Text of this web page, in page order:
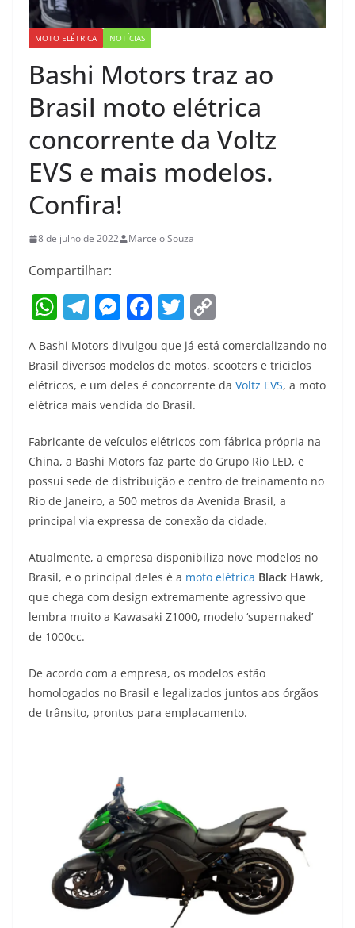
MOTO ELÉTRICA NOTÍCIAS
Bashi Motors traz ao
Brasil moto elétrica
concorrente da Voltz
EVS e mais modelos.
Confira!
8 de julho de 2022 Marcelo Souza
Compartilhar:
W
h
at
s
A
p
p
T
e
gr
a
m
M
ss
e
n
g
er
F
c
e
b
o
o
k
T
w
itt
er
o
p
y
n
k
A Bashi Motors divulgou que já está comercializando no
Brasil diversos modelos de motos, scooters e triciclos
elétricos, e um deles é concorrente da Voltz EVS, a moto
elétrica mais vendida do Brasil.
Fabricante de veículos elétricos com fábrica própria na
China, a Bashi Motors faz parte do Grupo Rio LED, e
possui sede de distribuição e centro de treinamento no
Rio de Janeiro, a 500 metros da Avenida Brasil, a
principal via expressa de conexão da cidade.
Atualmente, a empresa disponibiliza nove modelos no
Brasil, e o principal deles é a moto elétrica Black Hawk,
que chega com design extremamente agressivo que
lembra muito a Kawasaki Z1000, modelo ‘supernaked’
de 1000cc.
De acordo com a empresa, os modelos estão
homologados no Brasil e legalizados juntos aos órgãos
de trânsito, prontos para emplacamento.